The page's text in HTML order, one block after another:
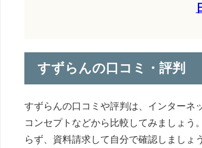
すずらんの口コミ・評判
すずらんの口コミや評判は、インターネ
コンセプトなどから比較してみましょう
らず、資料請求して自分で確認しましょ